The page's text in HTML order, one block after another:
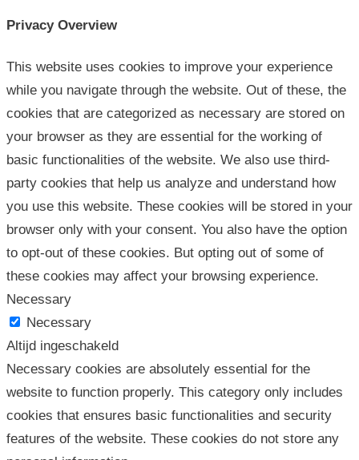
Privacy Overview
This website uses cookies to improve your experience
while you navigate through the website. Out of these, the
cookies that are categorized as necessary are stored on
your browser as they are essential for the working of
basic functionalities of the website. We also use third-
party cookies that help us analyze and understand how
you use this website. These cookies will be stored in your
browser only with your consent. You also have the option
to opt-out of these cookies. But opting out of some of
these cookies may affect your browsing experience.
Necessary
Necessary
Altijd ingeschakeld
Necessary cookies are absolutely essential for the
website to function properly. This category only includes
cookies that ensures basic functionalities and security
features of the website. These cookies do not store any